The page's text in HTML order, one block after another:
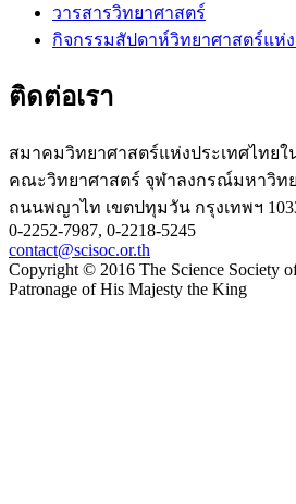
วารสารวิทยาศาสตร์
กิจกรรมสัปดาห์วิทยาศาสตร์แห่
ติดต่อเรา
สมาคมวิทยาศาสตร์แห่งประเทศไทย
คณะวิทยาศาสตร์ จุฬาลงกรณ์มหาวิท
ถนนพญาไท เขตปทุมวัน กรุงเทพฯ
0-2252-7987, 0-2218-5245
contact@scisoc.or.th
Copyright © 2016 The Science Society
Patronage of His Majesty the King